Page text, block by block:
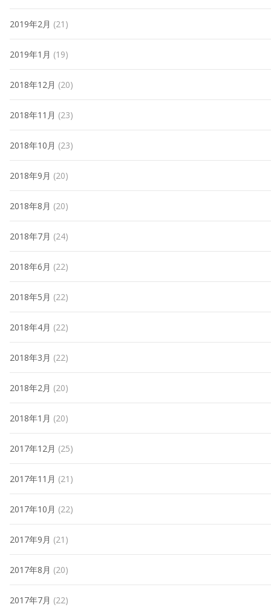
2019年2月 (21)
2019年1月 (19)
2018年12月 (20)
2018年11月 (23)
2018年10月 (23)
2018年9月 (20)
2018年8月 (20)
2018年7月 (24)
2018年6月 (22)
2018年5月 (22)
2018年4月 (22)
2018年3月 (22)
2018年2月 (20)
2018年1月 (20)
2017年12月 (25)
2017年11月 (21)
2017年10月 (22)
2017年9月 (21)
2017年8月 (20)
2017年7月 (22)